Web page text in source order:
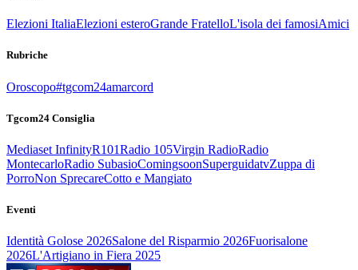
Elezioni ItaliaElezioni esteroGrande FratelloL'isola dei famosiAmici
Rubriche
Oroscopo#tgcom24amarcord
Tgcom24 Consiglia
Mediaset InfinityR101Radio 105Virgin RadioRadio
MontecarloRadio SubasioComingsoonSuperguidatvZuppa di
PorroNon SprecareCotto e Mangiato
Eventi
Identità Golose 2026Salone del Risparmio 2026Fuorisalone
2026L'Artigiano in Fiera 2025